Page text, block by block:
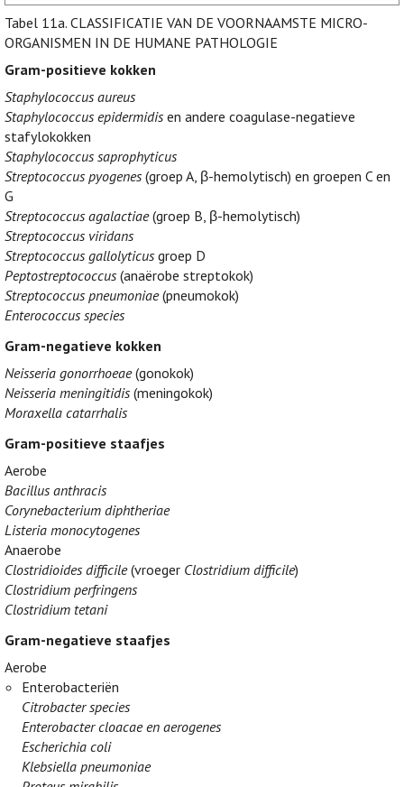
Tabel 11a. CLASSIFICATIE VAN DE VOORNAAMSTE MICRO-
ORGANISMEN IN DE HUMANE PATHOLOGIE
Gram-positieve kokken
Staphylococcus aureus
Staphylococcus epidermidis en andere coagulase-negatieve
stafylokokken
Staphylococcus saprophyticus
Streptococcus pyogenes (groep A, β-hemolytisch) en groepen C en
G
Streptococcus agalactiae(groep B, β-hemolytisch)
Streptococcus viridans
Streptococcus gallolyticus groep D
Peptostreptococcus (anaërobe streptokok)
Streptococcus pneumoniae(pneumokok)
Enterococcus species
Gram-negatieve kokken
Neisseria gonorrhoeae(gonokok)
Neisseria meningitidis (meningokok)
Moraxella catarrhalis
Gram-positieve staafjes
Aerobe
Bacillus anthracis
Corynebacterium diphtheriae
Listeria monocytogenes
Anaerobe
Clostridioides difficile(vroeger Clostridium difficile)
Clostridium perfringens
Clostridium tetani
Gram-negatieve staafjes
Aerobe
Enterobacteriën
Citrobacter species
Enterobacter cloacae en aerogenes
Escherichia coli
Klebsiella pneumoniae